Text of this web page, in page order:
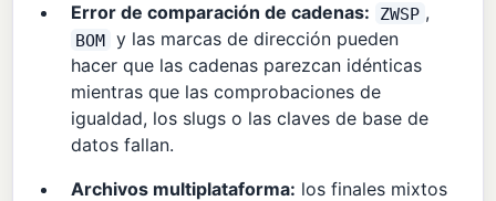
Error de comparación de cadenas:
ZWSP ,
BOM y las marcas de dirección pueden
hacer que las cadenas parezcan idénticas
mientras que las comprobaciones de
igualdad, los slugs o las claves de base de
datos fallan.
Archivos multiplataforma: los finales mixtos